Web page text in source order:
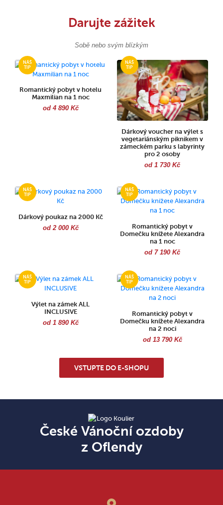
Darujte zážitek
Sobě nebo svým blízkým
Romantický pobyt v hotelu
Maxmilian na 1 noc
od 4 890 Kč
Dárkový voucher na výlet s
vegetariánským piknikem v
zámeckém parku s labyrinty
pro 2 osoby
od 1 730 Kč
Dárkový poukaz na 2000 Kč
od 2 000 Kč
Romantický pobyt v
Domečku knížete Alexandra
na 1 noc
od 7 190 Kč
Výlet na zámek ALL
INCLUSIVE
od 1 890 Kč
Romantický pobyt v
Domečku knížete Alexandra
na 2 noci
od 13 790 Kč
VSTUPTE DO E-SHOPU
České Vánoční ozdoby
z Oflendy